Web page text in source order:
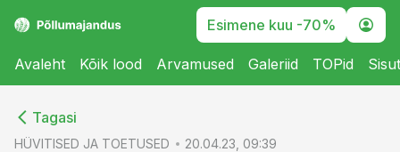
Esimene kuu -70%
Avaleht Kõik lood Arvamused Galeriid TOPid
Tagasi
HÜVITISED JA TOETUSED 20.04.23, 09:39